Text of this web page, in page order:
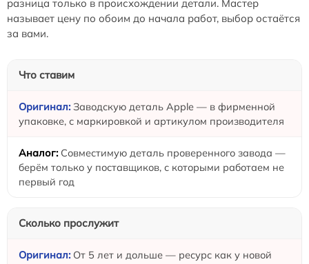
разница только в происхождении детали. Мастер
называет цену по обоим до начала работ, выбор остаётся
за вами.
Что ставим
Заводскую деталь Apple — в фирменной
упаковке, с маркировкой и артикулом производителя
Совместимую деталь проверенного завода —
берём только у поставщиков, с которыми работаем не
первый год
Сколько прослужит
От 5 лет и дольше — ресурс как у новой